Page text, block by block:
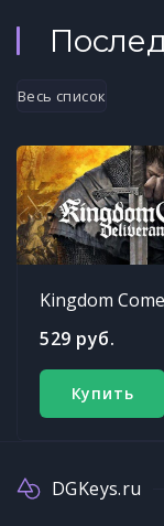
Весь список
529 руб.
Купить
DGKeys.ru